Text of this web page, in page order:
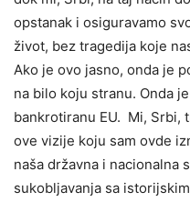
opstanak i osiguravamo
život, bez tragedija koje
Ako je ovo jasno, onda je
na bilo koju stranu. Onda
bankrotiranu EU. Mi, Srbi,
ove vizije koju sam ovde
naša državna i nacionalna
sukobljavanja sa